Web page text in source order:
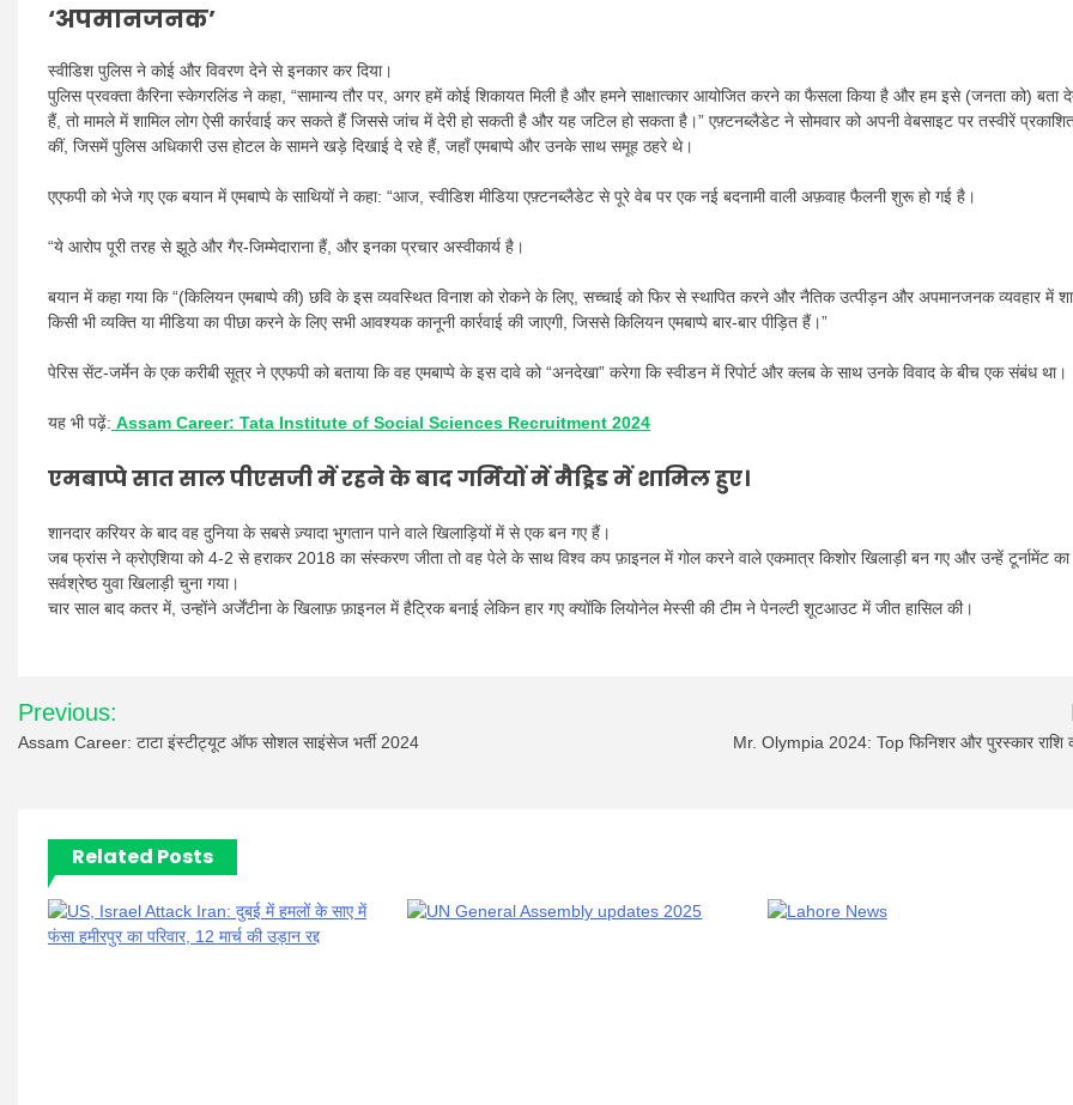
‘अपमानजनक’
स्वीडिश पुलिस ने कोई और विवरण देने से इनकार कर दिया।
पुलिस प्रवक्ता कैरिना स्केगरलिंड ने कहा, “सामान्य तौर पर, अगर हमें कोई शिकायत मिली है और हमने साक्षात्कार आयोजित करने का फैसला किया है और हम इसे (जनता को) बता
हैं, तो मामले में शामिल लोग ऐसी कार्रवाई कर सकते हैं जिससे जांच में देरी हो सकती है और यह जटिल हो सकता है।” एफ़्टनब्लैडेट ने सोमवार को अपनी वेबसाइट पर तस्वीरें
कीं, जिसमें पुलिस अधिकारी उस होटल के सामने खड़े दिखाई दे रहे हैं, जहाँ एमबाप्पे और उनके साथ समूह ठहरे थे।
एएफपी को भेजे गए एक बयान में एमबाप्पे के साथियों ने कहा: “आज, स्वीडिश मीडिया एफ़्टनब्लैडेट से पूरे वेब पर एक नई बदनामी वाली अफ़वाह फैलनी शुरू हो गई है।
“ये आरोप पूरी तरह से झूठे और गैर-जिम्मेदाराना हैं, और इनका प्रचार अस्वीकार्य है।
बयान में कहा गया कि “(किलियन एमबाप्पे की) छवि के इस व्यवस्थित विनाश को रोकने के लिए, सच्चाई को फिर से स्थापित करने और नैतिक उत्पीड़न और अपमानजनक व्यवहार में
किसी भी व्यक्ति या मीडिया का पीछा करने के लिए सभी आवश्यक कानूनी कार्रवाई की जाएगी, जिससे किलियन एमबाप्पे बार-बार पीड़ित हैं।”
पेरिस सेंट-जर्मेन के एक करीबी सूत्र ने एएफपी को बताया कि वह एमबाप्पे के इस दावे को “अनदेखा” करेगा कि स्वीडन में रिपोर्ट और क्लब के साथ उनके विवाद के बीच एक संबंध था।
यह भी पढ़ें: Assam Career: Tata Institute of Social Sciences Recruitment 2024
एमबाप्पे सात साल पीएसजी में रहने के बाद गर्मियों में मैड्रिड में शामिल हुए।
शानदार करियर के बाद वह दुनिया के सबसे ज़्यादा भुगतान पाने वाले खिलाड़ियों में से एक बन गए हैं।
जब फ्रांस ने क्रोएशिया को 4-2 से हराकर 2018 का संस्करण जीता तो वह पेले के साथ विश्व कप फ़ाइनल में गोल करने वाले एकमात्र किशोर खिलाड़ी बन गए और उन्हें टूर्नामेंट का
सर्वश्रेष्ठ युवा खिलाड़ी चुना गया।
चार साल बाद कतर में, उन्होंने अर्जेंटीना के खिलाफ़ फ़ाइनल में हैट्रिक बनाई लेकिन हार गए क्योंकि लियोनेल मेस्सी की टीम ने पेनल्टी शूटआउट में जीत हासिल की।
Post
navigation
Previous:
Assam Career: टाटा इंस्टीट्यूट ऑफ सोशल साइंसेज भर्ती 2024 Mr. Olympia 2024: Top फिनिशर और पुरस्कार राशि
Related Posts